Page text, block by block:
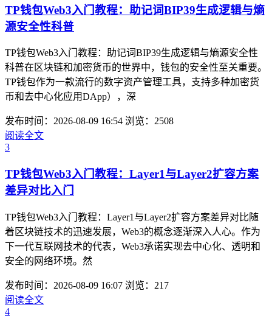
TP钱包Web3入门教程：助记词BIP39生成逻辑与熵
源安全性科普
TP钱包Web3入门教程：助记词BIP39生成逻辑与熵源安全性
科普在区块链和加密货币的世界中，钱包的安全性至关重要。
TP钱包作为一款流行的数字资产管理工具，支持多种加密货
币和去中心化应用DApp），深
发布时间：2026-08-09 16:54 浏览：2508
阅读全文
3
TP钱包Web3入门教程：Layer1与Layer2扩容方案
差异对比入门
TP钱包Web3入门教程：Layer1与Layer2扩容方案差异对比随
着区块链技术的迅速发展，Web3的概念逐渐深入人心。作为
下一代互联网技术的代表，Web3承诺实现去中心化、透明和
安全的网络环境。然
发布时间：2026-08-09 16:07 浏览：217
阅读全文
4